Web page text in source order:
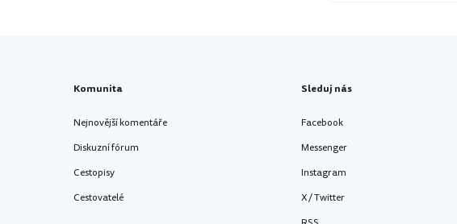
Komunita
Nejnovější komentáře
Diskuzní fórum
Cestopisy
Cestovatelé
Sleduj nás
Facebook
Messenger
Instagram
X / Twitter